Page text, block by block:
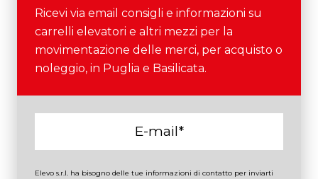
Ricevi via email consigli e informazioni su
carrelli elevatori e altri mezzi per la
movimentazione delle merci, per acquisto o
noleggio, in Puglia e Basilicata.
Elevo s.r.l. ha bisogno delle tue informazioni di contatto per inviarti